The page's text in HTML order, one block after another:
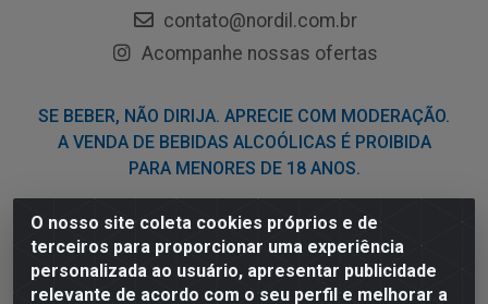
O nosso site coleta cookies próprios e de
terceiros para proporcionar uma experiência
personalizada ao usuário, apresentar publicidade
relevante de acordo com o seu perfil e melhorar a
contato@nordil.com.br
Acompanhe nossas ofertas
SE BEBER, NÃO DIRIJA. APRECIE COM MODERAÇÃO.
A VENDA DE BEBIDAS ALCOÓLICAS É PROIBIDA
PARA MENORES DE 18 ANOS.
Nordil Distribuidora - Avenida Liberdade, 2738, Bloco F -
Sesi - Bayeux/PB - CEP 58.111-400 - CNPJ
03.775.813/0001-41